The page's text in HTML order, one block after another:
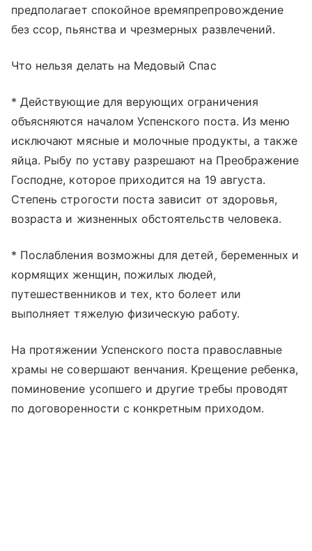
предполагает спокойное времяпрепровождение
без ссор, пьянства и чрезмерных развлечений.
Что нельзя делать на Медовый Спас
* Действующие для верующих ограничения
объясняются началом Успенского поста. Из меню
исключают мясные и молочные продукты, а также
яйца. Рыбу по уставу разрешают на Преображение
Господне, которое приходится на 19 августа.
Степень строгости поста зависит от здоровья,
возраста и жизненных обстоятельств человека.
* Послабления возможны для детей, беременных и
кормящих женщин, пожилых людей,
путешественников и тех, кто болеет или
выполняет тяжелую физическую работу.
На протяжении Успенского поста православные
храмы не совершают венчания. Крещение ребенка,
поминовение усопшего и другие требы проводят
по договоренности с конкретным приходом.